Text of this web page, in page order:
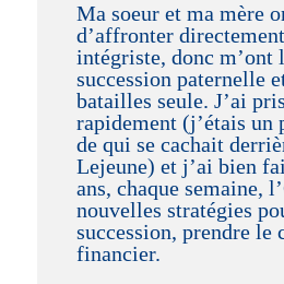
Ma soeur et ma mère
d’affronter
intégriste, donc m’ont
succession paternelle
batailles seule. J’ai
rapidement (j’étais un
de qui se cachait
Lejeune) et j’ai bien
ans, chaque semaine,
nouvelles stratégies
succession, prendre le
financier.